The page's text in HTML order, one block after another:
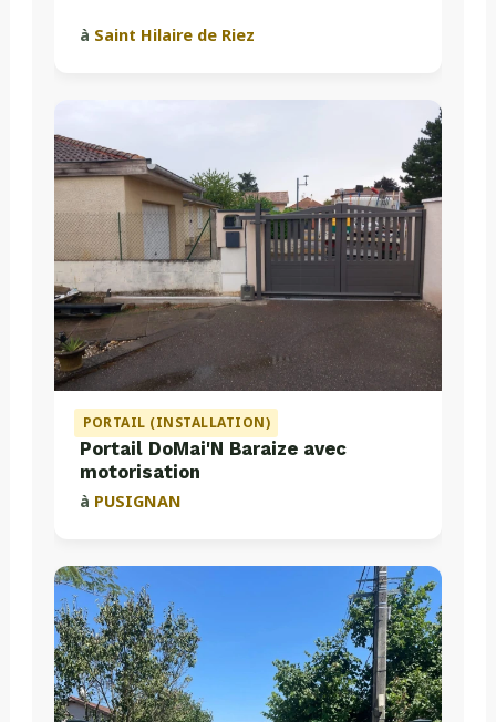
à Saint Hilaire de Riez
PORTAIL (INSTALLATION)
Portail DoMai'N Baraize avec
motorisation
à PUSIGNAN